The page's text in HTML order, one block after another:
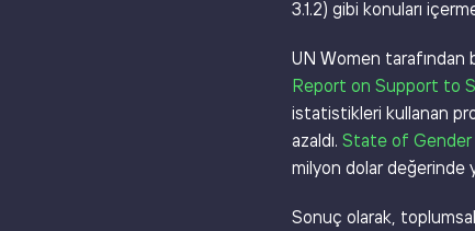
3.1.2) gibi konuları
UN Women tarafından
Report on Support to
istatistikleri kullanan
azaldı. State of Gender
milyon dolar değerinde
Sonuç olarak, toplumsal